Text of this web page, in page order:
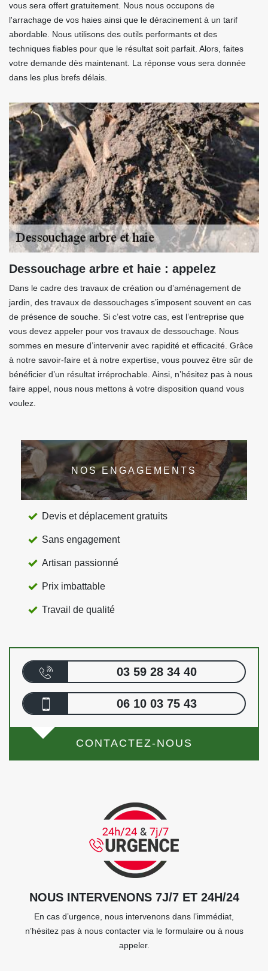
vous sera offert gratuitement. Nous nous occupons de
l'arrachage de vos haies ainsi que le déracinement à un tarif
abordable. Nous utilisons des outils performants et des
techniques fiables pour que le résultat soit parfait. Alors, faites
votre demande dès maintenant. La réponse vous sera donnée
dans les plus brefs délais.
Dessouchage arbre et haie : appelez
Dans le cadre des travaux de création ou d’aménagement de
jardin, des travaux de dessouchages s’imposent souvent en cas
de présence de souche. Si c’est votre cas, est l’entreprise que
vous devez appeler pour vos travaux de dessouchage. Nous
sommes en mesure d’intervenir avec rapidité et efficacité. Grâce
à notre savoir-faire et à notre expertise, vous pouvez être sûr de
bénéficier d’un résultat irréprochable. Ainsi, n’hésitez pas à nous
faire appel, nous nous mettons à votre disposition quand vous
voulez.
NOS ENGAGEMENTS
Devis et déplacement gratuits
Sans engagement
Artisan passionné
Prix imbattable
Travail de qualité
03 59 28 34 40
06 10 03 75 43
CONTACTEZ-NOUS
NOUS INTERVENONS 7J/7 ET 24H/24
En cas d’urgence, nous intervenons dans l’immédiat,
n’hésitez pas à nous contacter via le formulaire ou à nous
appeler.